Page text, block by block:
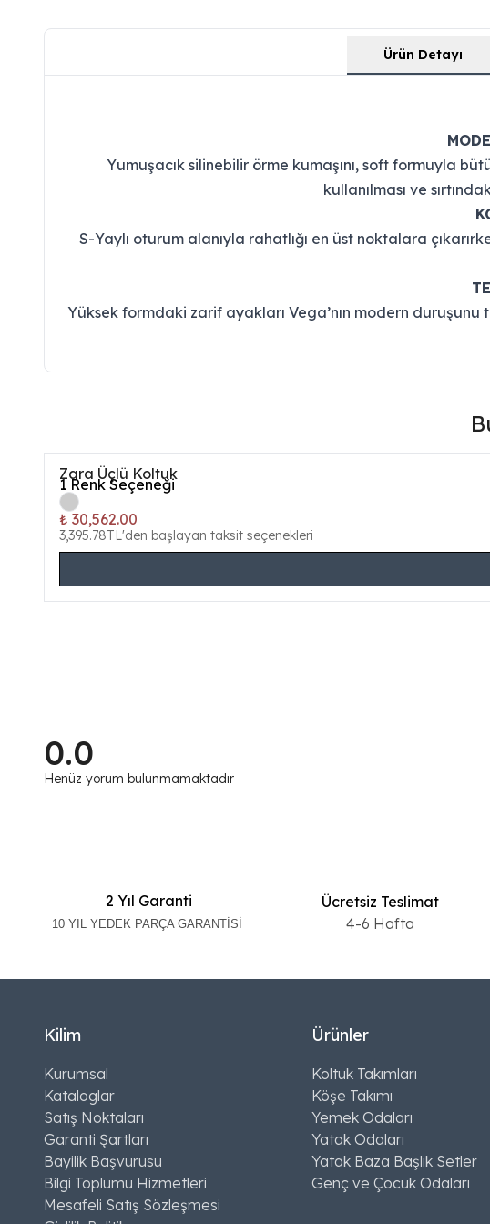
Ürün Detayı
Yumuşacık silinebilir örme kumaşını, soft formuyla
kullanılması ve
S-Yaylı oturum alanıyla rahatlığı en üst noktalara
Yüksek formdaki zarif ayakları Vega’nın modern
Zara Üçlü Koltuk
1 Renk Seçeneği
₺ 30,562.00
3,395.78TL'den başlayan taksit seçenekleri
0.0
Henüz yorum bulunmamaktadır
2 Yıl Garanti
10 YIL YEDEK PARÇA GARANTİSİ
Ücretsiz Teslimat
4-6 Hafta
Kilim
Kurumsal
Kataloglar
Satış Noktaları
Garanti Şartları
Bayilik Başvurusu
Bilgi Toplumu Hizmetleri
Mesafeli Satış Sözleşmesi
Ürünler
Koltuk Takımları
Köşe Takımı
Yemek Odaları
Yatak Odaları
Yatak Baza Başlık Setler
Genç ve Çocuk Odaları